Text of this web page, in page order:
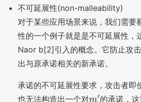
^
r
g
^
{
m
+
x
c
d
o
t
x
=
m
+
\
不可延展性(non-malleability)
对于某些应用场景来说，我们需要
性的一个例子就是是不可延展性
Naor b[2]引入的概念。它防止攻
出与原承诺相关的新承诺。
承诺的不可延展性要求，攻击者即
也无法构造出一个对m
m′的承诺，这